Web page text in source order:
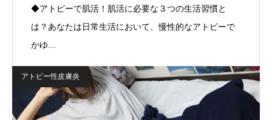
◆アトピーで肌活！肌活に必要な３つの生活習慣と
は？あなたは日常生活において、慢性的なアトピーで
かゆ…
アトピー性皮膚炎